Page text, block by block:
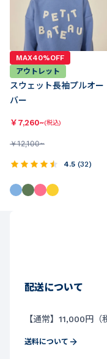
MAX40%OFF
アウトレット
スウェット長袖プルオー
バー
￥ 7,260~(税込)
￥12,100~
4.5 (32)
配送について
【通常】11,000円
送料について